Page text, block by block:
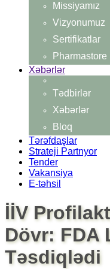
Missiyamız
Vizyonumuz
Sertifikatlar
Pharmastore
Xəbərlər
Tədbirlər
Xəbərlər
Bloq
Tərəfdaşlar
Strateji Partnyor
Tender
Vakansiya
E-təhsil
İİV
Dövr: FDA
Təsdiqlədi